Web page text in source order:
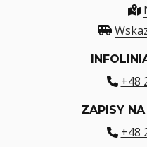
+48
ZAPISY
+48